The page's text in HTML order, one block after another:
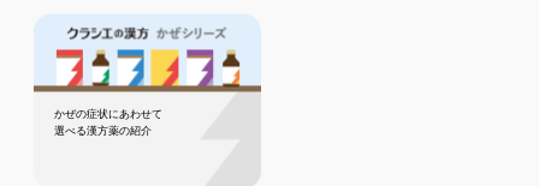
かぜの症状にあわせて
選べる漢方薬の紹介